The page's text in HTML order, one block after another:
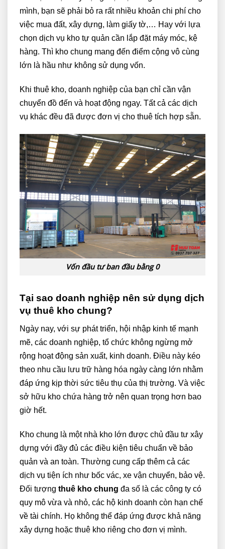
mình, bạn sẽ phải bỏ ra rất nhiều khoản chi phí cho
việc mua đất, xây dựng, làm giấy tờ,… Hay với lựa
chọn dịch vụ kho tự quản cần lắp đặt máy móc, kệ
hàng. Thì kho chung mang đến điểm cộng vô cùng
lớn là hầu như không sử dụng vốn.
Khi thuê kho, doanh nghiệp của bạn chỉ cần vận
chuyển đồ đến và hoạt động ngay. Tất cả các dịch
vụ khác đều đã được đơn vị cho thuê tích hợp sẵn.
Vốn đầu tư ban đầu bằng 0
Tại sao doanh nghiệp nên sử dụng dịch
vụ thuê kho chung?
Ngày nay, với sự phát triển, hội nhập kinh tế mạnh
mẽ, các doanh nghiệp, tổ chức không ngừng mở
rộng hoạt động sản xuất, kinh doanh. Điều này kéo
theo nhu cầu lưu trữ hàng hóa ngày càng lớn nhằm
đáp ứng kịp thời sức tiêu thụ của thị trường. Và việc
sở hữu kho chứa hàng trở nên quan trọng hơn bao
giờ hết.
Kho chung là một nhà kho lớn được chủ đầu tư xây
dựng với đầy đủ các điều kiện tiêu chuẩn về bảo
quản và an toàn. Thường cung cấp thêm cả các
dịch vụ tiện ích như bốc vác, xe vận chuyển, bảo vệ.
Đối tượng thuê kho chung đa số là các công ty có
quy mô vừa và nhỏ, các hộ kinh doanh còn hạn chế
về tài chính. Họ không thể đáp ứng được khả năng
xây dựng hoặc thuê kho riêng cho đơn vị mình.